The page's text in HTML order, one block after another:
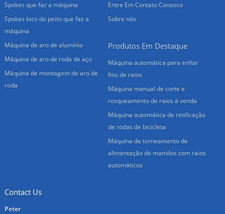
Spokes que faz a máquina
Spokes bico do peito que faz a
máquina
Máquina de aro de alumínio
Máquina de aro de roda de aço
Máquina de montagem de aro de
roda
Entre Em Contato Conosco
Sobre nós
Produtos Em Destaque
Máquina automática para enfiar
fios de raios
Máquina manual de corte e
rosqueamento de raios à venda
Máquina automática de retificação
de rodas de bicicleta
Máquina de torneamento de
alimentação de mamilos com raios
automáticos
Contact Us
Peter